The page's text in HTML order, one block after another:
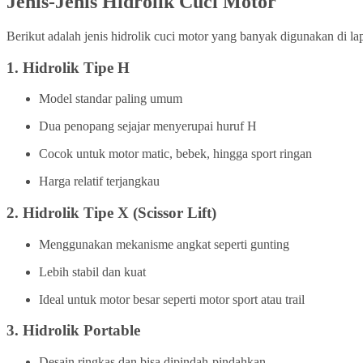
Berikut adalah jenis hidrolik cuci motor yang banyak digunakan di
1. Hidrolik Tipe H
Model standar paling umum
Dua penopang sejajar menyerupai huruf H
Cocok untuk motor matic, bebek, hingga sport ringan
Harga relatif terjangkau
2. Hidrolik Tipe X (Scissor Lift)
Menggunakan mekanisme angkat seperti gunting
Lebih stabil dan kuat
Ideal untuk motor besar seperti motor sport atau trail
3. Hidrolik Portable